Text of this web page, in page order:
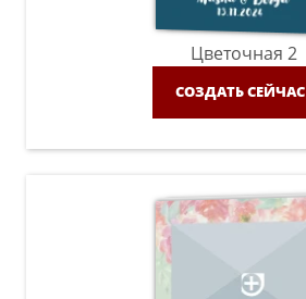
Цветочная 2
СОЗДАТЬ СЕЙЧАС